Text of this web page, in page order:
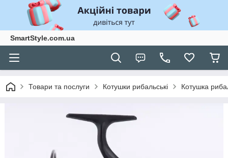
SmartStyle.com.ua
Товари та послуги Котушки рибальські Котушка